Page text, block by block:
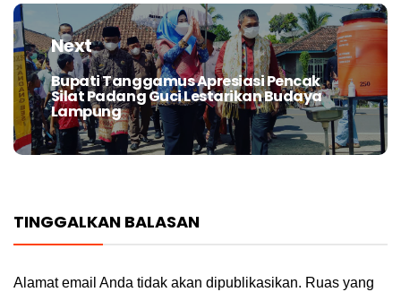
Next
Next
post:
Bupati Tanggamus Apresiasi Pencak
Silat Padang Guci Lestarikan Budaya
Lampung
TINGGALKAN BALASAN
Alamat email Anda tidak akan dipublikasikan. Ruas yang